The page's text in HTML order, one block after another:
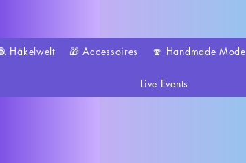
Häkelwelt 🎁 Accessoires 🧣 Handmade Mode
Live Events